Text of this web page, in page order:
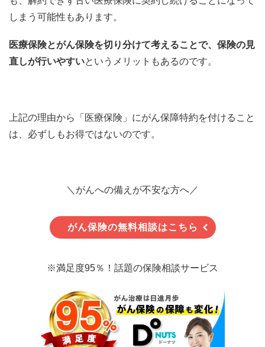
しまう可能性もあります。
医療保険とがん保険を切り分けて考えることで、保険の見
直しが行いやすいというメリットもあるのです。
上記の理由から「医療保険」にがん保障特約を付けること
は、必ずしもお得ではないのです。
＼がんへの備えが不安な方へ／
がん保険の無料相談はこちら
※満足度95％！話題の保険相談サービス